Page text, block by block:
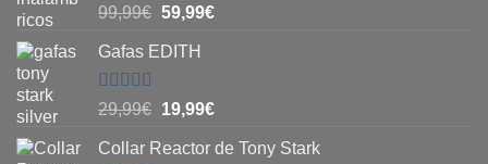
69,99€.49,99€.
Valorado
con
5
99,99€ El
original
99,99€.
59,99€El
59,99€.
Gafas EDITH
Valorado
con
5
29,99€ El
original
19,99€El
actual
Collar Reactor de Tony Stark